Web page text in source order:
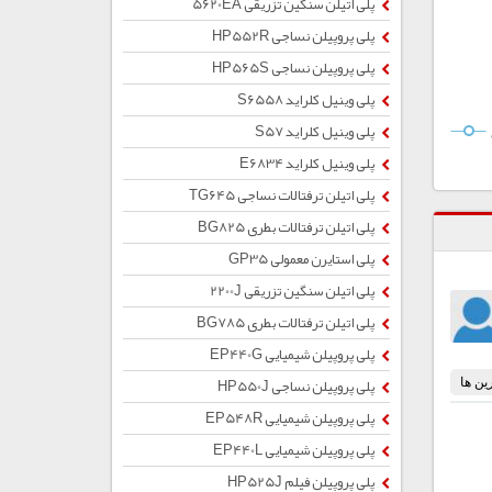
پلی پروپیلن نساجی HP552R
پلی پروپیلن نساجی HP565S
پلی وینیل کلراید S6558
پلی وینیل کلراید S57
پلی وینیل کلراید E6834
پلی اتیلن ترفتالات نساجی TG645
پلی اتیلن ترفتالات بطری BG825
پلی استایرن معمولی GP35
پلی اتیلن سنگین تزریقی 2200J
پلی اتیلن ترفتالات بطری BG785
پلی پروپیلن شیمیایی EP440G
پلی پروپیلن نساجی HP550J
پلی پروپیلن شیمیایی EP548R
پلی پروپیلن شیمیایی EP440L
پلی پروپیلن فیلم HP525J